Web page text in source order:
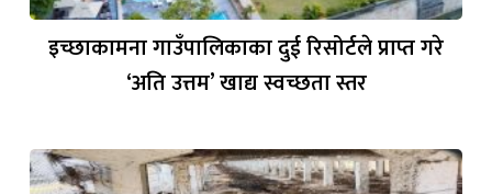
इच्छाकामना गाउँपालिकाका दुई रिसोर्टले प्राप्त गरे
‘अति उत्तम’ खाद्य स्वच्छता स्तर